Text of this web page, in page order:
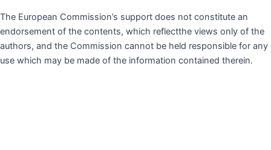
The European Commission’s support does not constitute an
endorsement of the contents, which reflectthe views only of the
authors, and the Commission cannot be held responsible for any
use which may be made of the information contained therein.